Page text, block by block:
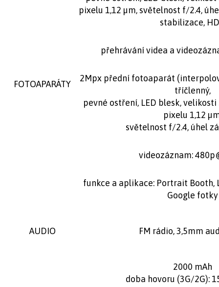
FOTOAPARÁTY
pixelu 1,12 µm, světelnost f/2.4,
stabilizace,
přehrávání videa a
2Mpx přední fotoaparát
tříčlenný,
pevné ostření, LED blesk,
pixelu 1,12
světelnost f/2.4, úhel
videozáznam:
funkce a aplikace: Portrait Booth,
Google fotky
AUDIO FM rádio, 3,5mm
2000 mAh
doba hovoru (3G/2G):